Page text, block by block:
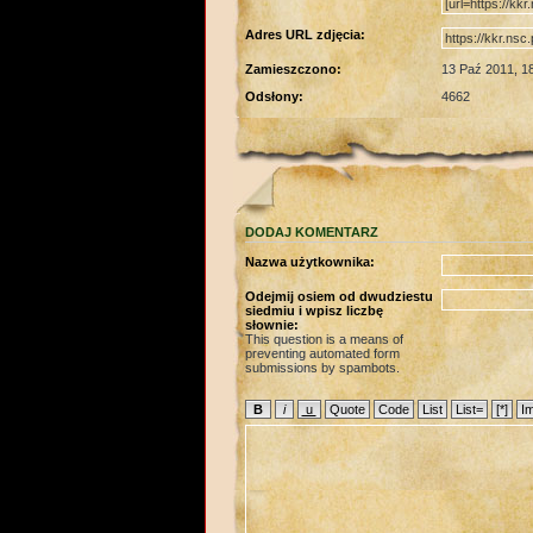
Adres URL zdjęcia:
Zamieszczono:
13 Paź 2011,
Odsłony:
4662
DODAJ KOMENTARZ
Nazwa użytkownika:
Odejmij osiem od dwudziestu
siedmiu i wpisz liczbę
słownie:
This question is a means of
preventing automated form
submissions by spambots.